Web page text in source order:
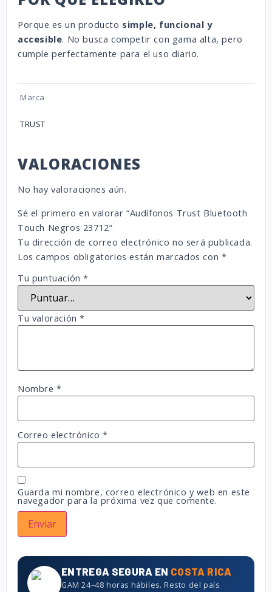
Porque es un producto simple, funcional y
accesible. No busca competir con gama alta, pero
cumple perfectamente para el uso diario.
Marca
TRUST
VALORACIONES
No hay valoraciones aún.
Sé el primero en valorar “Audífonos Trust Bluetooth
Touch Negros 23712”
Tu dirección de correo electrónico no será publicada.
Los campos obligatorios están marcados con *
Tu puntuación*
Tu valoración*
Nombre*
Correo electrónico*
Guarda mi nombre, correo electrónico y web en este
navegador para la próxima vez que comente.
ENTREGA SEGURA EN COSTA RICA
GAM 24–48 horas hábiles. Resto del país